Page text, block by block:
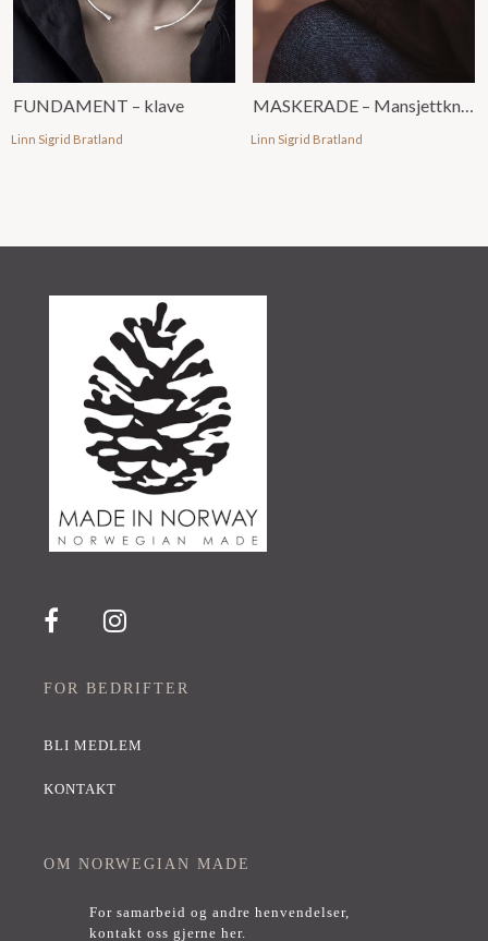
FUNDAMENT – klave
Linn Sigrid Bratland
MASKERADE – Mansjettknapper uten emalje
Linn Sigrid Bratland
FOR BEDRIFTER
BLI MEDLEM
KONTAKT
OM NORWEGIAN MADE
For samarbeid og andre henvendelser,
kontakt oss gjerne her.